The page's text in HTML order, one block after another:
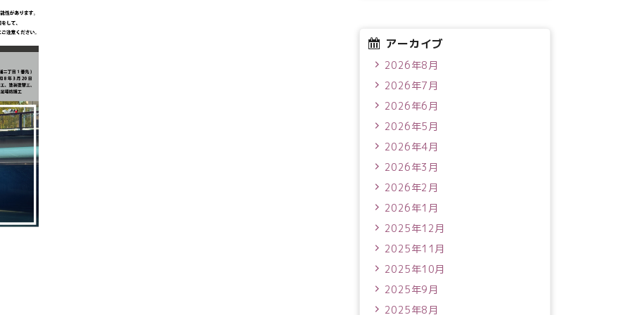
アーカイブ
2026年8月
2026年7月
2026年6月
2026年5月
2026年4月
2026年3月
2026年2月
2026年1月
2025年12月
2025年11月
2025年10月
2025年9月
2025年8月